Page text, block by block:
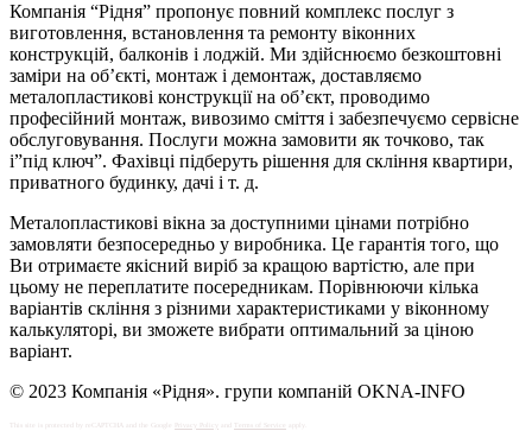
Компанія “Рідня” пропонує повний комплекс послуг з
виготовлення, встановлення та ремонту віконних
конструкцій, балконів і лоджій. Ми здійснюємо безкоштовні
заміри на об’єкті, монтаж і демонтаж, доставляємо
металопластикові конструкції на об’єкт, проводимо
професійний монтаж, вивозимо сміття і забезпечуємо сервісне
обслуговування. Послуги можна замовити як точково, так
і”під ключ”. Фахівці підберуть рішення для скління квартири,
приватного будинку, дачі і т. д.
Металопластикові вікна за доступними цінами потрібно
замовляти безпосередньо у виробника. Це гарантія того, що
Ви отримаєте якісний виріб за кращою вартістю, але при
цьому не переплатите посередникам. Порівнюючи кілька
варіантів скління з різними характеристиками у віконному
калькуляторі, ви зможете вибрати оптимальний за ціною
варіант.
© 2023 Компанія «Рідня». групи компаній OKNA-INFO
Terms of Service